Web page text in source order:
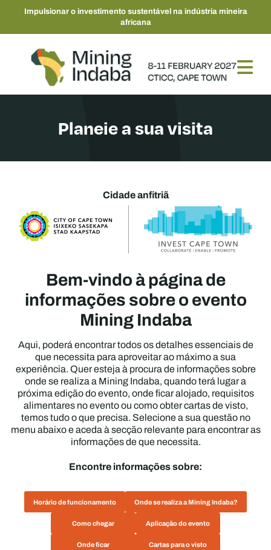
Impulsionar o investimento sustentável na indústria mineira
africana
Planeie a sua visita
Cidade anfitriã
Bem-vindo à página de
informações sobre o evento
Mining Indaba
Aqui, poderá encontrar todos os detalhes essenciais de
que necessita para aproveitar ao máximo a sua
experiência. Quer esteja à procura de informações sobre
onde se realiza a Mining Indaba, quando terá lugar a
próxima edição do evento, onde ficar alojado, requisitos
alimentares no evento ou como obter cartas de visto,
temos tudo o que precisa. Selecione a sua questão no
menu abaixo e aceda à secção relevante para encontrar as
informações de que necessita.
Encontre informações sobre:
Horário de funcionamento Onde se realiza a Mining Indaba?
Como chegar Aplicação do evento
Onde ficar Cartas para o visto